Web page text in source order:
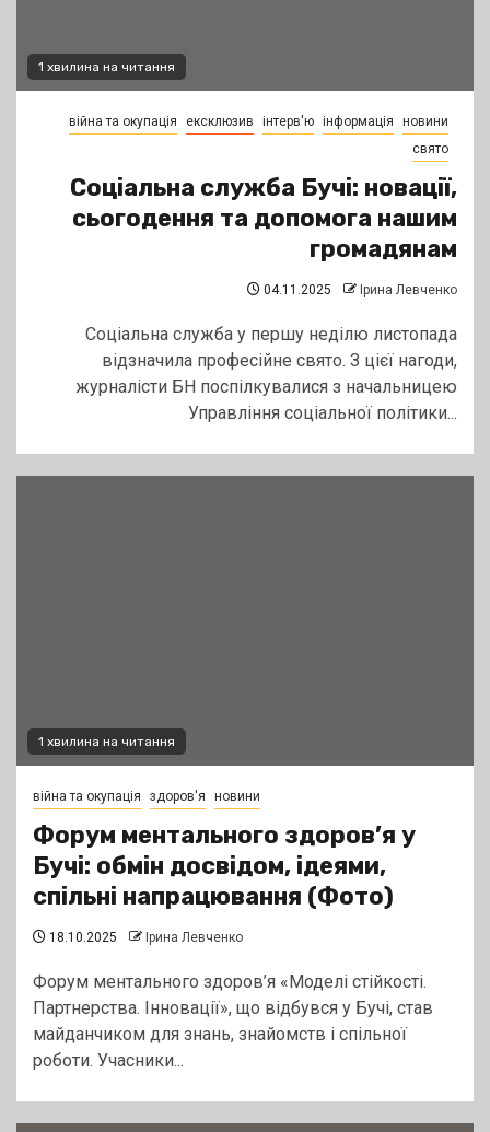
1 хвилина на читання
війна та окупація ексклюзив інтерв'ю інформація
новини
свято
Соціальна служба Бучі: новації,
сьогодення та допомога нашим
громадянам
04.11.2025 Ірина Левченко
Соціальна служба у першу неділю листопада
відзначила професійне свято. З цієї нагоди,
журналісти БН поспілкувалися з начальницею
Управління соціальної політики...
1 хвилина на читання
війна та окупація здоров'я новини
Форум ментального здоров’я у
Бучі: обмін досвідом, ідеями,
спільні напрацювання (Фото)
18.10.2025 Ірина Левченко
Форум ментального здоров’я «Моделі стійкості.
Партнерства. Інновації», що відбувся у Бучі, став
майданчиком для знань, знайомств і спільної
роботи. Учасники...